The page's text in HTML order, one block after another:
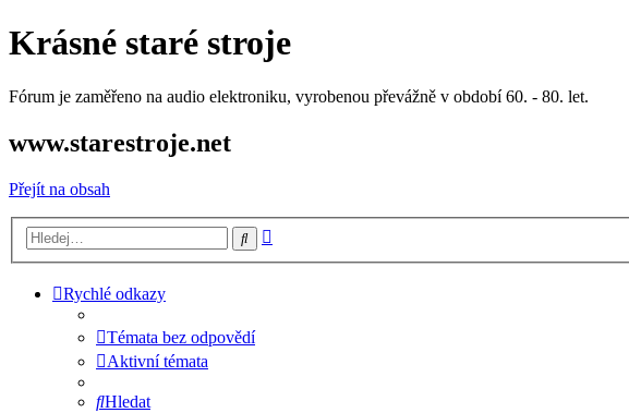
Krásné staré stroje
Fórum je zaměřeno na audio elektroniku, vyrobenou převážně v období 60. - 80. let.
www.starestroje.net
Přejít na obsah
Hledat
Rychlé odkazy
Témata bez odpovědí
Aktivní témata
Hledat